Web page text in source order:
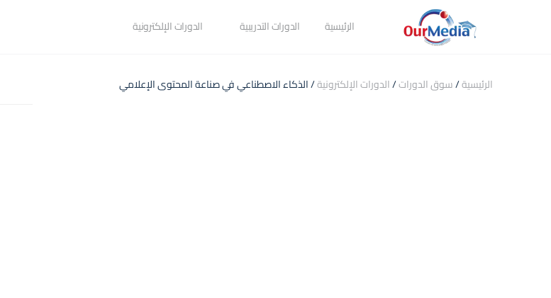
الرئيسية الدورات التدريبية الدورات الإلكترونية
الرئيسية/سوق الدورات/الدورات الإلكترونية/ الذكاء الاصطناعي في صناعة المحتوى الإعلامي